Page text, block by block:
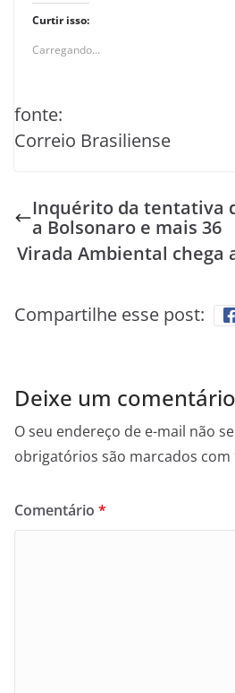
Curtir isso:
Carregando...
fonte:
Correio Brasiliense
Inquérito da tentativa
a Bolsonaro e mais 36
Virada Ambiental chega
Compartilhe esse post:
Deixe um comentário
O seu endereço de e-mail não
obrigatórios são marcados com
Comentário *